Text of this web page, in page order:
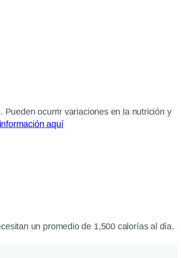
ocurrir variaciones en la nutrición y
aquí
un promedio de 1,500 calorías al día.